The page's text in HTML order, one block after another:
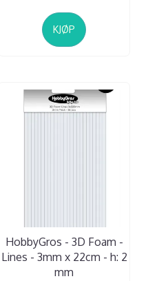
KJØP
HobbyGros - 3D Foam -
Lines - 3mm x 22cm - h: 2
mm